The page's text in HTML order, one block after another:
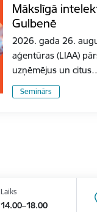
Mākslīgā
Gulbenē
2026. gada 26.
aģentūras (LIAA)
uzņēmējus un
Seminārs
Laiks
14.00–18.00